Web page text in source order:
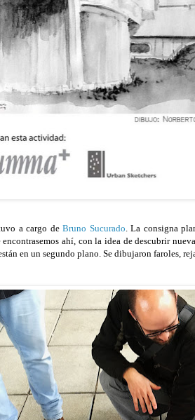
a cargo de Bruno Sucurado. La consigna
encontrasemos ahí, con la idea de descubrir
en un segundo plano. Se dibujaron faroles,